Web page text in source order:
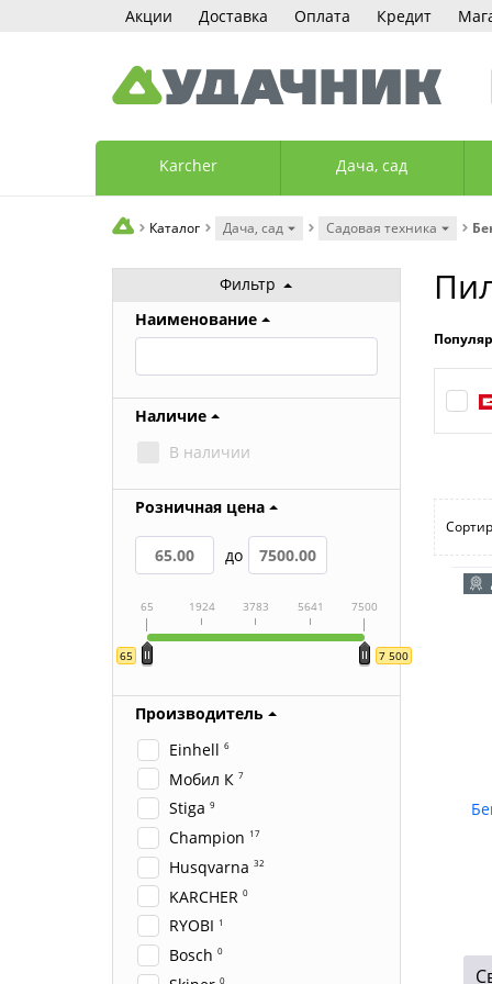
Акции Доставка Оплата Кредит
Karcher Дача, сад
Каталог Дача, сад Садовая техника
Фильтр
Наименование
Наличие
В наличии
Розничная цена
до
65 7 500
65 1924 3783 5641 7500
Производитель
Einhell 6
Мобил К 7
Stiga 9
Champion 17
Husqvarna 32
KARCHER 0
RYOBI 1
Bosch 0
0